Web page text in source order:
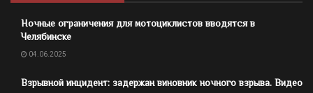
Ночные ограничения для мотоциклистов вводятся в
Челябинске
04.06.2025
Взрывной инцидент: задержан виновник ночного взрыва. Видео